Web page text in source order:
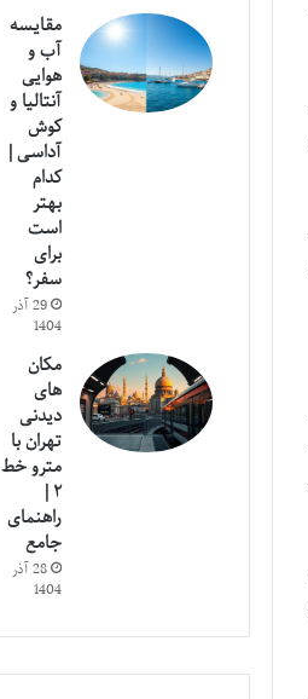
مقایسه
آب و
هوایی
آنتالیا و
کوش
آداسی |
کدام
بهتر
است
برای
سفر؟
29 آذر
1404
مکان
های
دیدنی
تهران با
مترو خط
۲ |
راهنمای
جامع
28 آذر
1404